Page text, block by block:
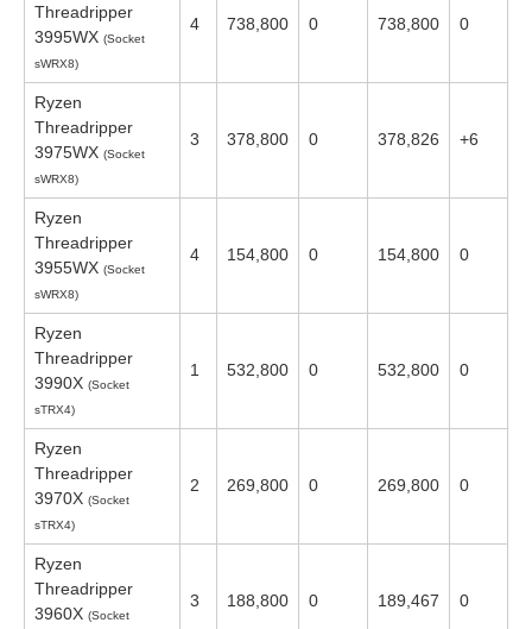
Threadripper
3995WX (Socket
sWRX8)
4 738,800 0 738,800 0
Ryzen
Threadripper
3975WX (Socket
sWRX8)
3 378,800 0 378,826 +6
Ryzen
Threadripper
3955WX (Socket
sWRX8)
4 154,800 0 154,800 0
Ryzen
Threadripper
3990X (Socket
sTRX4)
1 532,800 0 532,800 0
Ryzen
Threadripper
3970X (Socket
sTRX4)
2 269,800 0 269,800 0
Ryzen
Threadripper
3960X (Socket
3 188,800 0 189,467 0